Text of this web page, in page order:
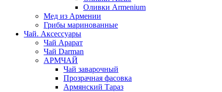
Оливки Armenium
Мед из Армении
Грибы маринованные
Чай. Аксессуары
Чай Арарат
Чай Darman
АРМЧАЙ
Чай заварочный
Прозрачная фасовка
Армянский Тараз